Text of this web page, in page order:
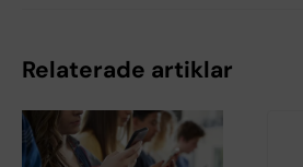
Relaterade artiklar